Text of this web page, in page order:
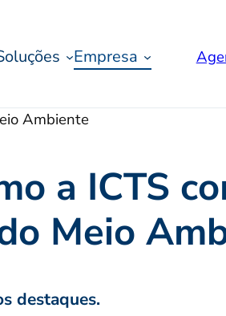
Empresa
Ambiente
a ICTS
Meio
destaques.